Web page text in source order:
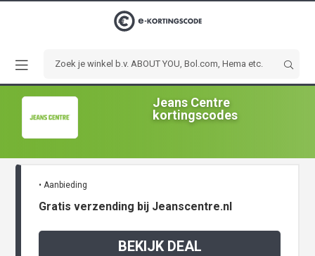
Jeans Centre
kortingscodes
• Aanbieding
Gratis verzending bij Jeanscentre.nl
BEKIJK DEAL